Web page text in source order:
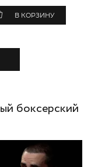
В КОРЗИНУ
боксерский